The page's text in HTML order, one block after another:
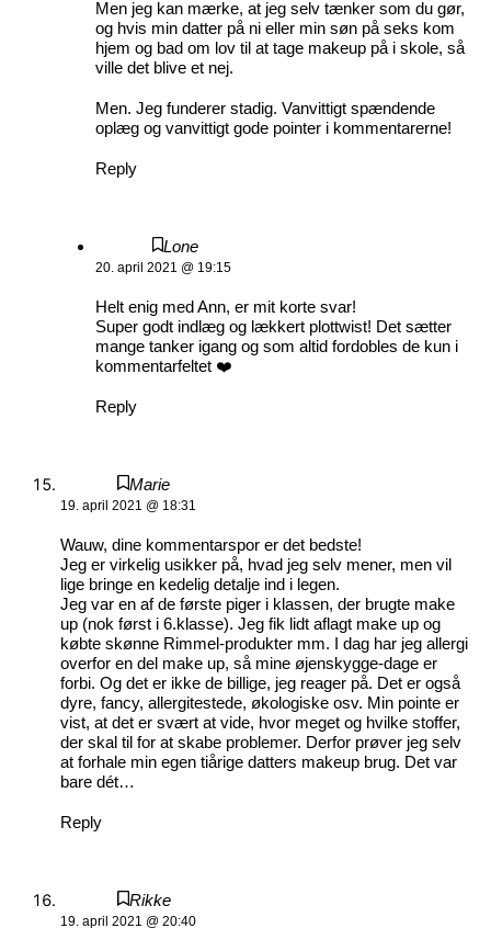
Men jeg kan mærke, at jeg selv tænker som du gør,
og hvis min datter på ni eller min søn på seks kom
hjem og bad om lov til at tage makeup på i skole, så
ville det blive et nej.
Men. Jeg funderer stadig. Vanvittigt spændende
oplæg og vanvittigt gode pointer i kommentarerne!
Reply
Lone
20. april 2021 @ 19:15
Helt enig med Ann, er mit korte svar!
Super godt indlæg og lækkert plottwist! Det sætter
mange tanker igang og som altid fordobles de kun i
kommentarfeltet ❤️
Reply
Marie
19. april 2021 @ 18:31
Wauw, dine kommentarspor er det bedste!
Jeg er virkelig usikker på, hvad jeg selv mener, men vil
lige bringe en kedelig detalje ind i legen.
Jeg var en af de første piger i klassen, der brugte make
up (nok først i 6.klasse). Jeg fik lidt aflagt make up og
købte skønne Rimmel-produkter mm. I dag har jeg allergi
overfor en del make up, så mine øjenskygge-dage er
forbi. Og det er ikke de billige, jeg reager på. Det er også
dyre, fancy, allergitestede, økologiske osv. Min pointe er
vist, at det er svært at vide, hvor meget og hvilke stoffer,
der skal til for at skabe problemer. Derfor prøver jeg selv
at forhale min egen tiårige datters makeup brug. Det var
bare dét…
Reply
Rikke
19. april 2021 @ 20:40